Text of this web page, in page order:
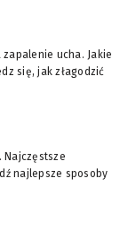
ucha. Jakie
się, jak złagodzić
Najczęstsze
najlepsze sposoby